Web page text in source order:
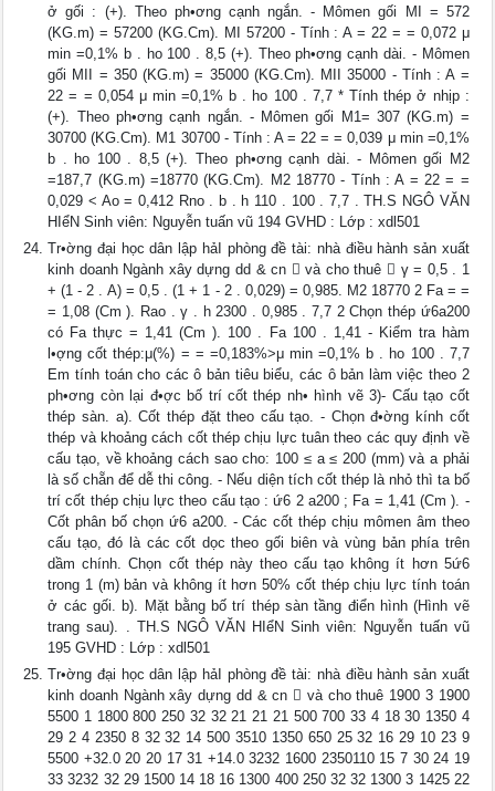
ở gối : (+). Theo ph•ơng cạnh ngắn. - Mômen gối MI = 572
(KG.m) = 57200 (KG.Cm). MI 57200 - Tính : A = 22 = = 0,072 μ
min =0,1% b . ho 100 . 8,5 (+). Theo ph•ơng cạnh dài. - Mômen
gối MII = 350 (KG.m) = 35000 (KG.Cm). MII 35000 - Tính : A =
22 = = 0,054 μ min =0,1% b . ho 100 . 7,7 * Tính thép ở nhịp :
(+). Theo ph•ơng cạnh ngắn. - Mômen gối M1= 307 (KG.m) =
30700 (KG.Cm). M1 30700 - Tính : A = 22 = = 0,039 μ min =0,1%
b . ho 100 . 8,5 (+). Theo ph•ơng cạnh dài. - Mômen gối M2
=187,7 (KG.m) =18770 (KG.Cm). M2 18770 - Tính : A = 22 = =
0,029 < Ao = 0,412 Rno . b . h 110 . 100 . 7,7 . TH.S NGÔ VĂN
HIểN Sinh viên: Nguyễn tuấn vũ 194 GVHD : Lớp : xdl501
Tr•ờng đại học dân lập hảI phòng đề tài: nhà điều hành sản xuất
kinh doanh Ngành xây dựng dd & cn  và cho thuê  γ = 0,5 . 1
+ (1 - 2 . A) = 0,5 . (1 + 1 - 2 . 0,029) = 0,985. M2 18770 2 Fa = =
= 1,08 (Cm ). Rao . γ . h 2300 . 0,985 . 7,7 2 Chọn thép ứ6a200
có Fa thực = 1,41 (Cm ). 100 . Fa 100 . 1,41 - Kiểm tra hàm
l•ợng cốt thép:μ(%) = = =0,183%>μ min =0,1% b . ho 100 . 7,7
Em tính toán cho các ô bản tiêu biểu, các ô bản làm việc theo 2
ph•ơng còn lại đ•ợc bố trí cốt thép nh• hình vẽ 3)- Cấu tạo cốt
thép sàn. a). Cốt thép đặt theo cấu tạo. - Chọn đ•ờng kính cốt
thép và khoảng cách cốt thép chịu lực tuân theo các quy định về
cấu tạo, về khoảng cách sao cho: 100 ≤ a ≤ 200 (mm) và a phải
là số chẵn để dễ thi công. - Nếu diện tích cốt thép là nhỏ thì ta bố
trí cốt thép chịu lực theo cấu tạo : ứ6 2 a200 ; Fa = 1,41 (Cm ). -
Cốt phân bố chọn ứ6 a200. - Các cốt thép chịu mômen âm theo
cấu tạo, đó là các cốt dọc theo gối biên và vùng bản phía trên
dầm chính. Chọn cốt thép này theo cấu tạo không ít hơn 5ứ6
trong 1 (m) bản và không ít hơn 50% cốt thép chịu lực tính toán
ở các gối. b). Mặt bằng bố trí thép sàn tầng điển hình (Hình vẽ
trang sau). . TH.S NGÔ VĂN HIểN Sinh viên: Nguyễn tuấn vũ
195 GVHD : Lớp : xdl501
Tr•ờng đại học dân lập hảI phòng đề tài: nhà điều hành sản xuất
kinh doanh Ngành xây dựng dd & cn  và cho thuê 1900 3 1900
5500 1 1800 800 250 32 32 21 21 21 500 700 33 4 18 30 1350 4
29 2 4 2350 8 32 32 14 500 3510 1350 650 25 32 16 29 10 23 9
5500 +32.0 20 20 17 31 +14.0 3232 1600 2350110 15 7 30 24 19
33 3232 32 29 1500 14 18 16 1300 400 250 32 32 1300 3 1425 22